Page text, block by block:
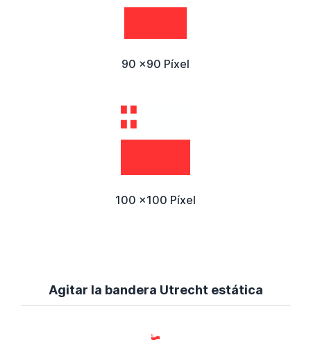
90 x90 Píxel
100 x100 Píxel
Agitar la bandera Utrecht estática